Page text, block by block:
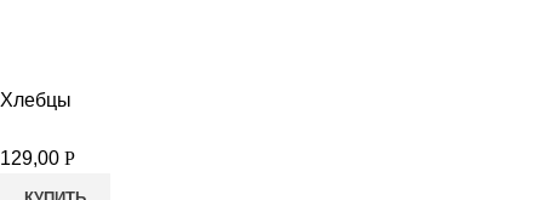
Хлебцы
129,00 Р